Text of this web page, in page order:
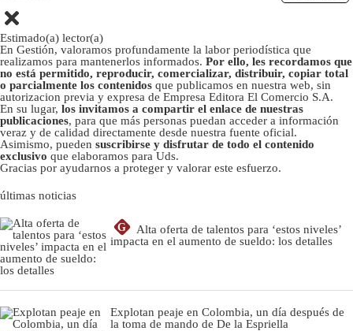
Estimado(a) lector(a)
En Gestión, valoramos profundamente la labor periodística que
realizamos para mantenerlos informados. Por ello, les recordamos que
no está permitido, reproducir, comercializar, distribuir, copiar total
o parcialmente los contenidos que publicamos en nuestra web, sin
autorizacion previa y expresa de Empresa Editora El Comercio S.A.
En su lugar, los invitamos a compartir el enlace de nuestras
publicaciones, para que más personas puedan acceder a información
veraz y de calidad directamente desde nuestra fuente oficial.
Asimismo, pueden suscribirse y disfrutar de todo el contenido
exclusivo que elaboramos para Uds.
Gracias por ayudarnos a proteger y valorar este esfuerzo.
últimas noticias
G
Alta oferta de talentos para ‘estos niveles’
impacta en el aumento de sueldo: los detalles
Explotan peaje en Colombia, un día después de
la toma de mando de De la Espriella